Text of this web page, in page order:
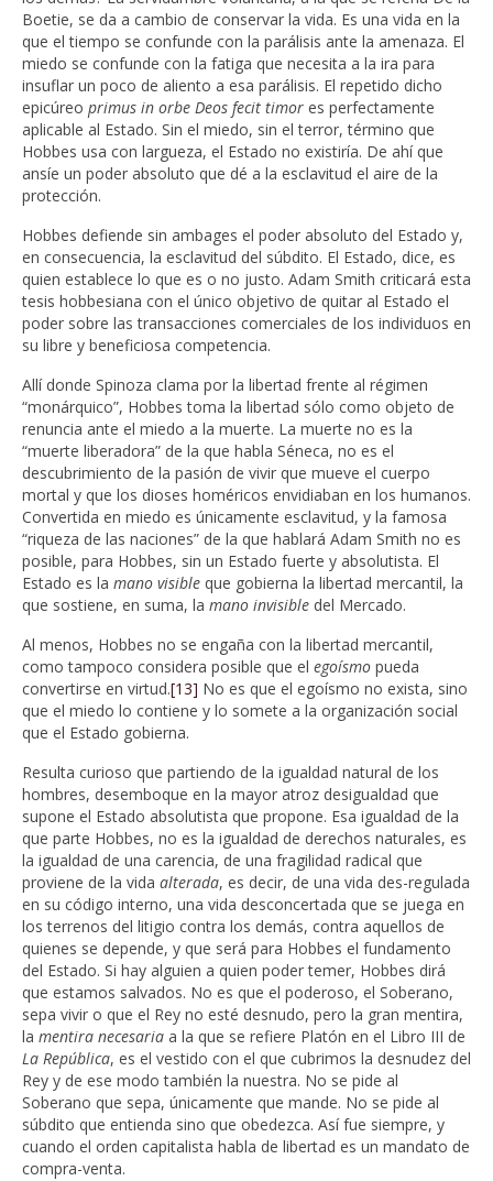
Boetie, se da a cambio de conservar la vida. Es una vida en la
que el tiempo se confunde con la parálisis ante la amenaza. El
miedo se confunde con la fatiga que necesita a la ira para
insuflar un poco de aliento a esa parálisis. El repetido dicho
epicúreo primus in orbe Deos fecit timor es perfectamente
aplicable al Estado. Sin el miedo, sin el terror, término que
Hobbes usa con largueza, el Estado no existiría. De ahí que
ansíe un poder absoluto que dé a la esclavitud el aire de la
protección.
Hobbes defiende sin ambages el poder absoluto del Estado y,
en consecuencia, la esclavitud del súbdito. El Estado, dice, es
quien establece lo que es o no justo. Adam Smith criticará esta
tesis hobbesiana con el único objetivo de quitar al Estado el
poder sobre las transacciones comerciales de los individuos en
su libre y beneficiosa competencia.
Allí donde Spinoza clama por la libertad frente al régimen
“monárquico”, Hobbes toma la libertad sólo como objeto de
renuncia ante el miedo a la muerte. La muerte no es la
“muerte liberadora” de la que habla Séneca, no es el
descubrimiento de la pasión de vivir que mueve el cuerpo
mortal y que los dioses homéricos envidiaban en los humanos.
Convertida en miedo es únicamente esclavitud, y la famosa
“riqueza de las naciones” de la que hablará Adam Smith no es
posible, para Hobbes, sin un Estado fuerte y absolutista. El
Estado es la mano visible que gobierna la libertad mercantil, la
que sostiene, en suma, la mano invisible del Mercado.
Al menos, Hobbes no se engaña con la libertad mercantil,
como tampoco considera posible que el egoísmo pueda
convertirse en virtud.[13] No es que el egoísmo no exista, sino
que el miedo lo contiene y lo somete a la organización social
que el Estado gobierna.
Resulta curioso que partiendo de la igualdad natural de los
hombres, desemboque en la mayor atroz desigualdad que
supone el Estado absolutista que propone. Esa igualdad de la
que parte Hobbes, no es la igualdad de derechos naturales, es
la igualdad de una carencia, de una fragilidad radical que
proviene de la vida alterada, es decir, de una vida des-regulada
en su código interno, una vida desconcertada que se juega en
los terrenos del litigio contra los demás, contra aquellos de
quienes se depende, y que será para Hobbes el fundamento
del Estado. Si hay alguien a quien poder temer, Hobbes dirá
que estamos salvados. No es que el poderoso, el Soberano,
sepa vivir o que el Rey no esté desnudo, pero la gran mentira,
la mentira necesaria a la que se refiere Platón en el Libro III de
La República, es el vestido con el que cubrimos la desnudez del
Rey y de ese modo también la nuestra. No se pide al
Soberano que sepa, únicamente que mande. No se pide al
súbdito que entienda sino que obedezca. Así fue siempre, y
cuando el orden capitalista habla de libertad es un mandato de
compra-venta.